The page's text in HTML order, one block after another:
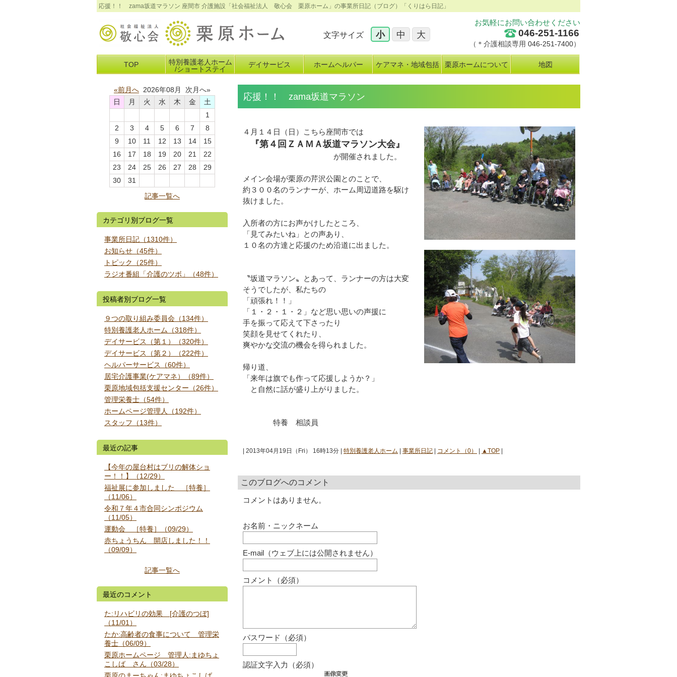
応援！！ zama坂道マラソン 座間市 介護施設「社会福祉法人 敬心会 栗原ホーム」の事業所日記（ブログ）「くりはら日記」
お気軽にお問い合わせください
046-251-1166
（＊介護相談専用 046-251-7400）
文字サイズ 小 中 大
TOP
特別養護老人ホーム
/ショートステイ
デイサービス ホームヘルパー ケアマネ・地域包括 栗原ホームについて 地図
応援！！ zama坂道マラソン
４月１４日（日）こちら座間市では
『第４回ＺＡＭＡ坂道マラソン大会』
が開催されました。
メイン会場が栗原の芹沢公園とのことで、
約３００名のランナーが、ホーム周辺道路を駆け
抜けました。
入所者の方にお声かけしたところ、
「見てみたいね」との声あり、
１０名の方達と応援のため沿道に出ました。
〝坂道マラソン〟とあって、ランナーの方は大変
そうでしたが、私たちの
「頑張れ！！」
「１・２・１・２」など思い思いの声援に
手を振って応えて下さったり
笑顔を見せてくれたり、
爽やかな交流の機会を得られました。
帰り道、
「来年は旗でも作って応援しようか？」
と自然に話が盛り上がりました。
特養 相談員
| 2013年04月19日（Fri） 16時13分 | 特別養護老人ホーム 事業所日記 コメント（0） ▲TOP
このブログへのコメント
コメントはありません。
お名前・ニックネーム
E-mail（ウェブ上には公開されません）
コメント（必須）
パスワード（必須）
認証文字入力（必須）
«前月へ 2026年08月 次月へ»
日
月 火 水 木 金
土
1
2
3 4 5 6 7
8
9
10 11 12 13 14
15
16
17 18 19 20 21
22
23
24 25 26 27 28
29
30
31
記事一覧へ
カテゴリ別ブログ一覧
事業所日記（1310件）
お知らせ（45件）
トピック（25件）
ラジオ番組「介護のツボ」（48件）
投稿者別ブログ一覧
９つの取り組み委員会（134件）
特別養護老人ホーム（318件）
デイサービス（第１）（320件）
デイサービス（第２）（222件）
ヘルパーサービス（60件）
居宅介護事業(ケアマネ）（89件）
栗原地域包括支援センター（26件）
管理栄養士（54件）
ホームページ管理人（192件）
スタッフ（13件）
最近の記事
【今年の屋台村はブリの解体ショ
ー！！】（12/29）
福祉展に参加しました ［特養］
（11/06）
令和７年４市合同シンポジウム
（11/05）
運動会 ［特養］（09/29）
赤ちょうちん 開店しました！！
（09/09）
記事一覧へ
最近のコメント
た:リハビリの効果 [介護のつぼ]
（11/01）
たか:高齢者の食事について 管理栄
養士（06/09）
栗原ホームページ 管理人:まゆちょ
こしば さん（03/28）